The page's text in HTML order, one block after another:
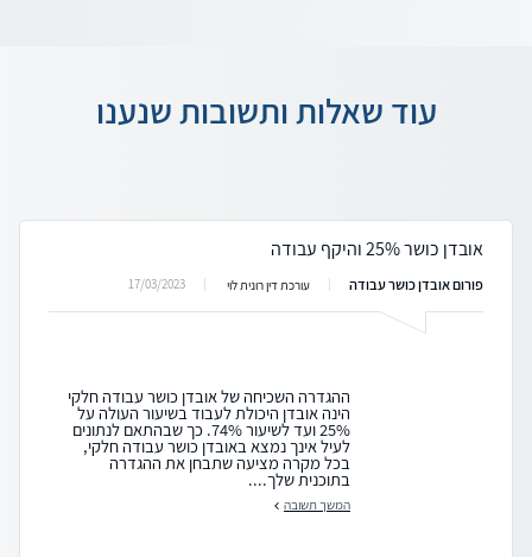
עוד שאלות ותשובות שנענו
אובדן כושר 25% והיקף עבודה
פורום אובדן כושר עבודה עורכת דין רונית לוי 17/03/2023
ההגדרה השכיחה של אובדן כושר עבודה חלקי
הינה אובדן היכולת לעבוד בשיעור העולה על
25% ועד לשיעור 74%. כך שבהתאם לנתונים
לעיל אינך נמצא באובדן כושר עבודה חלקי,
בכל מקרה מציעה שתבחן את ההגדרה
בתוכנית שלך....
המשך תשובה